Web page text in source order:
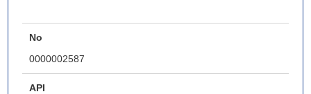
No
0000002587
API